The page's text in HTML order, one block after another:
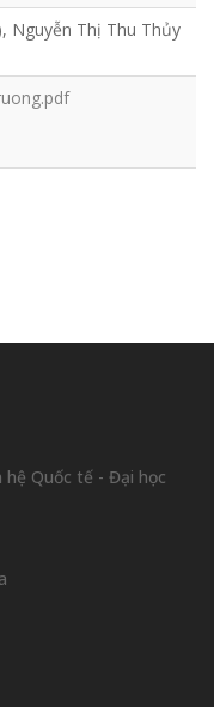
Nguyễn Thị Thu Thủy
hệ Quốc tế - Đại học